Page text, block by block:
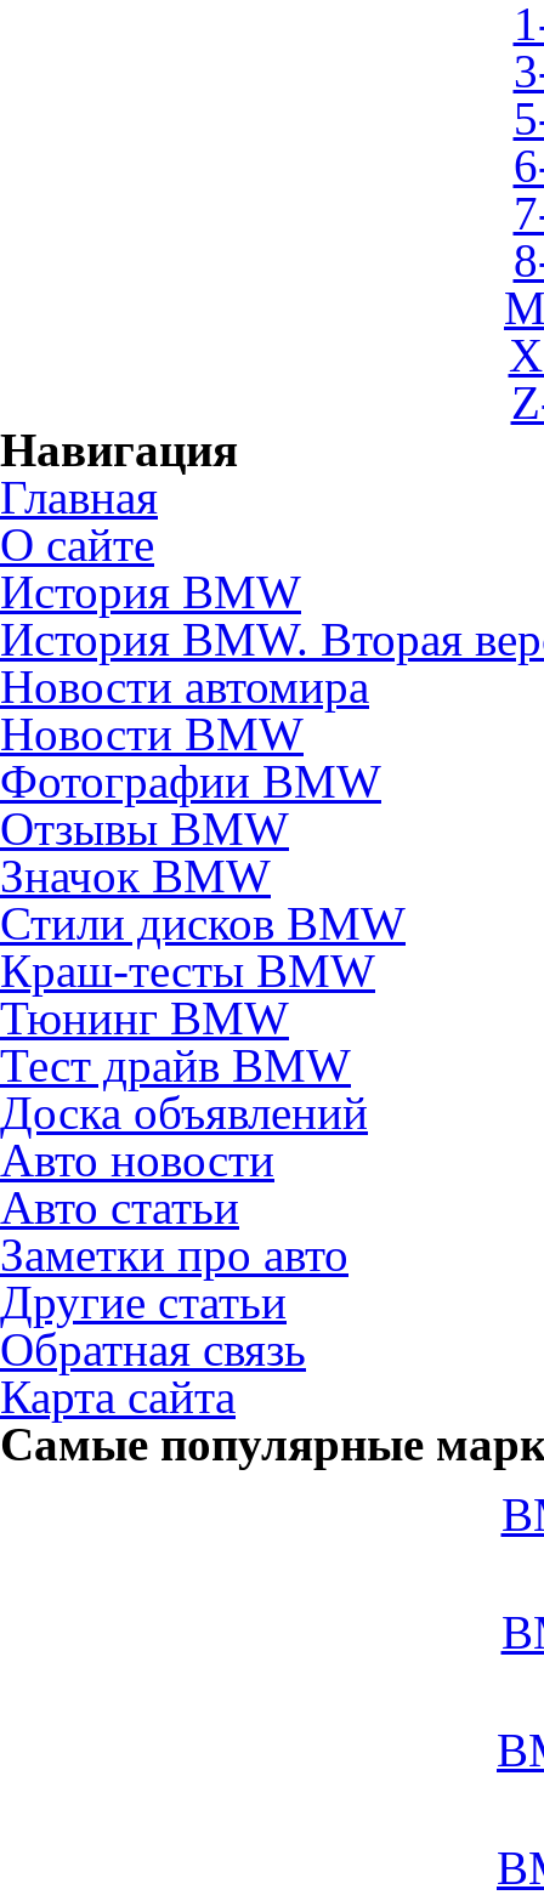
Навигация
Главная
О сайте
История BMW
История BMW. Вторая
Новости автомира
Новости BMW
Фотографии BMW
Отзывы BMW
Значок BMW
Стили дисков BMW
Краш-тесты BMW
Тюнинг BMW
Тест драйв BMW
Доска объявлений
Авто новости
Авто статьи
Заметки про авто
Другие статьи
Обратная связь
Карта сайта
Самые популярные